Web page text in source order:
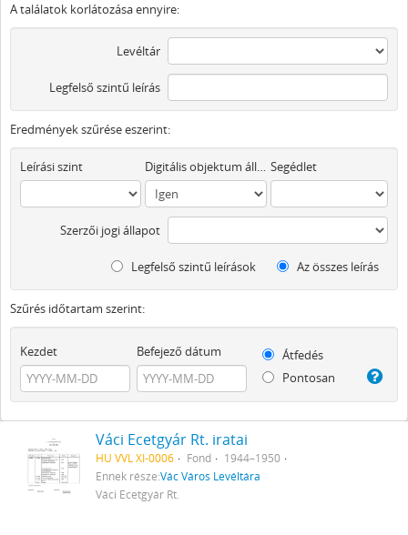
A találatok korlátozása ennyire:
Levéltár
Legfelső szintű leírás
Eredmények szűrése eszerint:
Leírási szint Digitális objektum áll rendelkezésre Segédlet
Szerzői jogi állapot
Legfelső szintű leírások Az összes leírás
Szűrés időtartam szerint:
Kezdet Befejező dátum
Átfedés
Pontosan
Váci Ecetgyár Rt. iratai
HU VVL XI-0006 Fond
1944–1950
Ennek része:Vác Város Levéltára
Váci Ecetgyár Rt.